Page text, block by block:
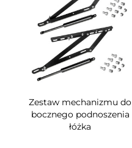
Zestaw mechanizmu do
bocznego podnoszenia
łóżka